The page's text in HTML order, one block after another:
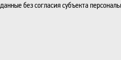
без согласия субъекта